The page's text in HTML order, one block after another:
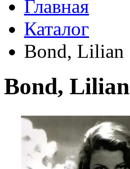
Главная
Каталог
Bond, Lilian
Bond, Lilian